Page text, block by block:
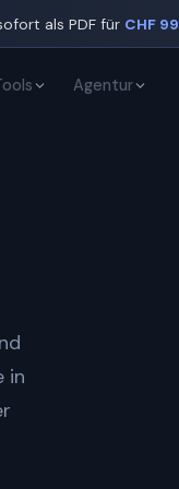
als PDF für CHF 99
Agentur
in